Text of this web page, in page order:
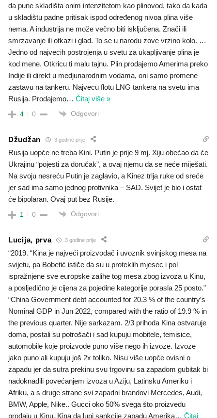
da pune skladišta onim intenzitetom kao plinovod, tako da kada
u skladištu padne pritisak ispod određenog nivoa plina više
nema. A industrija ne može večno biti isključena. Znači ili
smrzavanje ili otkazi i glad. To se u narodu zove vrzino kolo. …
Jedno od najvecih postrojenja u svetu za ukapljivanje plina je
kod mene. Otkricu ti malu tajnu. Plin prodajemo Amerima preko
Indije ili direkt u medjunarodnim vodama, oni samo promene
zastavu na tankeru. Najvecu flotu LNG tankera na svetu ima
Rusija. Prodajemo… Čitaj više »
4 0 Odgovori
Džudžan 3 godine prije
Rusija uopće ne treba Kini. Putin je prije 9 mj. Xiju obećao da će
Ukrajinu “pojesti za doručak”, a ovaj njemu da se neće miješati.
Na svoju nesreću Putin je zaglavio, a Kinez trlja ruke od sreće
jer sad ima samo jednog protivnika – SAD. Svijet je bio i ostat
će bipolaran. Ovaj put bez Rusije.
1 0 Odgovori
Lucija, prva 3 godine prije
“2019. “Kina je najveći proizvođač i uvoznik svinjskog mesa na
svijetu, pa Bobetić ističe da su u proteklih mjesec i pol
ispražnjene sve europske zalihe tog mesa zbog izvoza u Kinu,
a posljedično je cijena za pojedine kategorije porasla 25 posto.”
“China Government debt accounted for 20.3 % of the country’s
Nominal GDP in Jun 2022, compared with the ratio of 19.9 % in
the previous quarter. Nije sarkazam. 2/3 prihoda Kina ostvaruje
doma, postali su potrošači i sad kupuju mobitele, temisice,
automobile koje proizvode puno više nego ih izvoze. Izvoze
jako puno ali kupuju još 2x toliko. Nisu više uopće ovisni o
zapadu jer da sutra prekinu svu trgovinu sa zapadom gubitak bi
nadoknadili povećanjem izvoza u Aziju, Latinsku Ameriku i
Afriku, a s druge strane svi zapadni brandovi Mercedes, Audi,
BMW, Apple, Nike.. Gucci oko 50% svega što proizvedu
prodaju u Kinu. Kina da lupi sankcije zapadu Amerika… Čitaj